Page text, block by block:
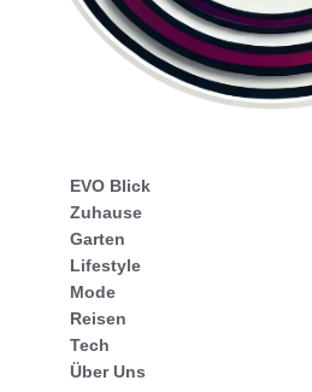
EVO Blick
Zuhause
Garten
Lifestyle
Mode
Reisen
Tech
Über Uns